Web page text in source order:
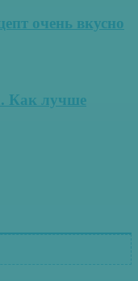
очень вкусно
Как лучше